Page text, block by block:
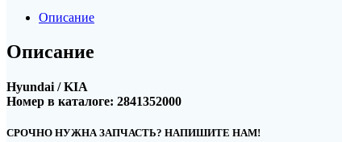
Описание
Описание
Hyundai / KIA
Номер в каталоге: 2841352000
СРОЧНО НУЖНА ЗАПЧАСТЬ? НАПИШИТЕ НАМ!